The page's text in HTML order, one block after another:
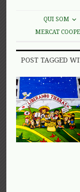
QUI SOM
MERCAT
POST TAGGED